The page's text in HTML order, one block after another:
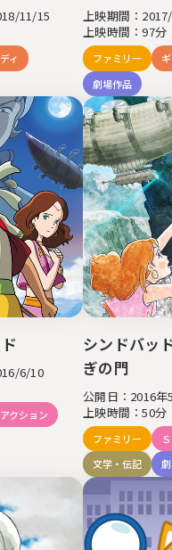
ビジネス
ライセンス
プロダクション
作品紹介
11/15
ィ
上映期間：
上映時間：97分
ファミリー
劇場作品
6/10
クション
シンドバッ
ぎの門
公開日：2016年
上映時間：50分
ファミリー
文学・伝記